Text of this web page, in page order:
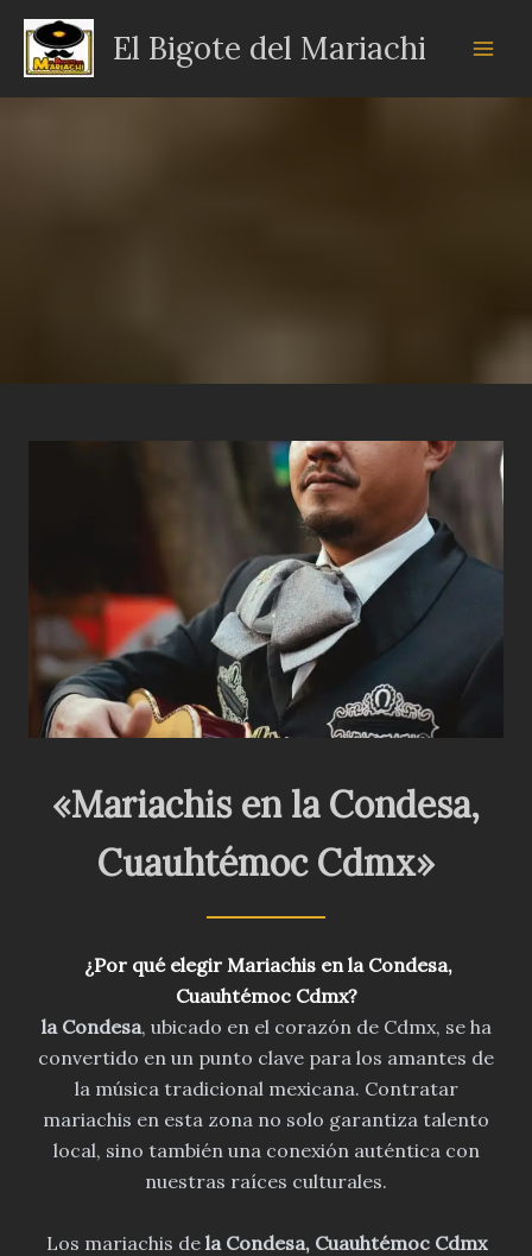
contenido
El Bigote del Mariachi
«Mariachis en la Condesa,
Cuauhtémoc Cdmx»
¿Por qué elegir Mariachis en la Condesa,
CuauhtémocCdmx?
la Condesa, ubicado en el corazón de Cdmx, se ha
convertido en un punto clave para los amantes de
la música tradicional mexicana. Contratar
mariachis en esta zona no solo garantiza talento
local, sino también una conexión auténtica con
nuestras raíces culturales.
Los mariachis de la Condesa, CuauhtémocCdmx